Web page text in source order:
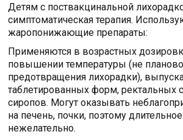
Детям с поствакцинальной
симптоматическая терапия.
жаропонижающие препараты:
Применяются в возрастных
повышении температуры (не
предотвращения лихорадки),
таблетированных форм, ректальных
сиропов. Могут оказывать
на печень, почки, поэтому
нежелательно.